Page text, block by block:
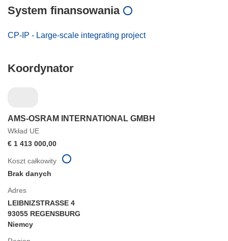
System finansowania
CP-IP - Large-scale integrating project
Koordynator
AMS-OSRAM INTERNATIONAL GMBH
Wkład UE
€ 1 413 000,00
Adres
LEIBNIZSTRASSE 4
93055 REGENSBURG
Niemcy
Koszt całkowity
Brak danych